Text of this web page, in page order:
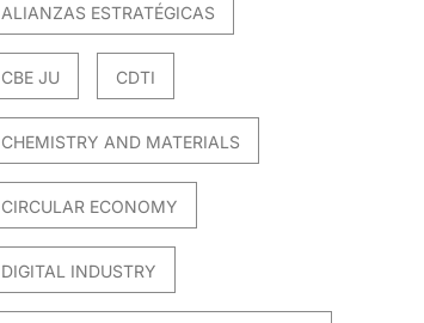
ALIANZAS ESTRATÉGICAS
CBE JU CDTI
CHEMISTRY AND MATERIALS
CIRCULAR ECONOMY
DIGITAL INDUSTRY